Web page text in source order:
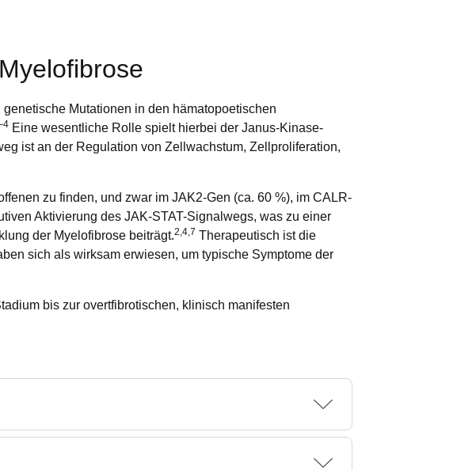
Mutationen in den hämatopoetischen
Eine wesentliche Rolle spielt hierbei der Janus-Kinase-
ist an der Regulation von Zellwachstum, Zellproliferation,
zu finden, und zwar im JAK2-Gen (ca. 60 %), im CALR-
Aktivierung des JAK-STAT-Signalwegs, was zu einer
der Myelofibrose beiträgt.2,4,7 Therapeutisch ist die
sich als wirksam erwiesen, um typische Symptome der
bis zur overtfibrotischen, klinisch manifesten